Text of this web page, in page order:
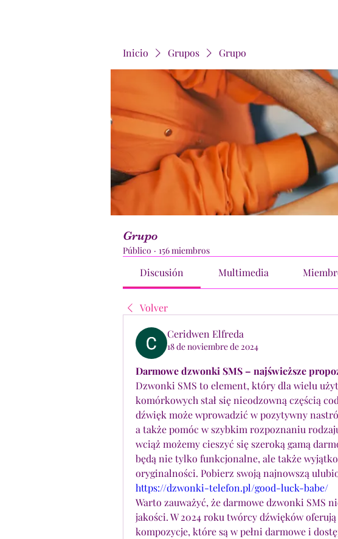
Inicio Grupos Grupo
Grupo
Público · 156 miembros
Discusión Multimedia
Volver
Ceridwen Elfreda
18 de noviembre de 2024
Darmowe dzwonki SMS – najświeższe
Dzwonki SMS to element, który dla wielu
komórkowych stał się nieodzowną częścią
dźwięk może wprowadzić w pozytywny
a także pomóc w szybkim rozpoznaniu
wciąż możemy cieszyć się szeroką gamą
będą nie tylko funkcjonalne, ale także
https://dzwonki-telefon.pl/good-luck-babe/
Warto zauważyć, że darmowe dzwonki SMS
jakości. W 2024 roku twórcy dźwięków
kompozycje, które są w pełni darmowe i